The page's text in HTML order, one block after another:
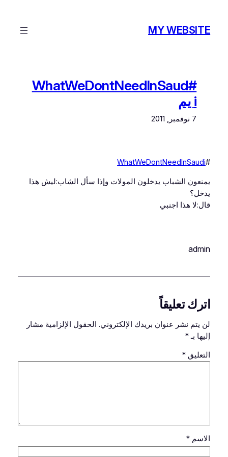
المحتوى
MY WEBSITE
#WhatWeDontNeedInSaud
i يم
7 نوفمبر, 2011
#
WhatWeDontNeedInSaudi
يمنعون الشباب يدخلون المولات وإذا سأل الشاب:ليش هذا
يدخل؟
قال:لا هذا اجنبي
admin
اترك تعليقاً
لن يتم نشر عنوان بريدك الإلكتروني. الحقول الإلزامية مشار
إليها بـ*
التعليق *
الاسم *